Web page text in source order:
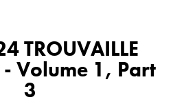
TROUVAILLE
Volume 1, Part
3